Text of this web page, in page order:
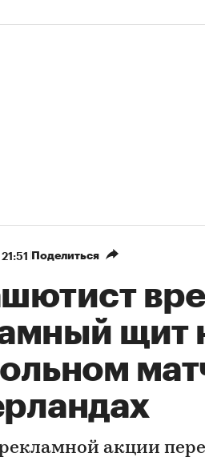
Поделиться
щит
акции